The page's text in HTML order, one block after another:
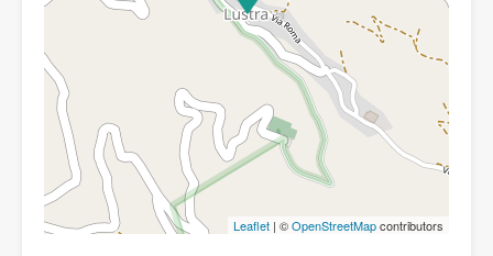
Leaflet | ©OpenStreetMapcontributors